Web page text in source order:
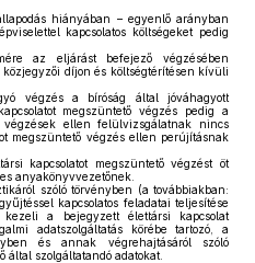
hiányában – egyenlő arányban
kapcsolatos költségeket pedig
az eljárást befejező végzésében
díjon és költségtérítésen kívüli
végzés a bíróság által jóváhagyott
megszüntető végzés pedig a
ellen felülvizsgálatnak nincs
megszüntető végzés ellen perújításnak
kapcsolatot megszüntető végzést öt
anyakönyvvezetőnek.
szóló törvényben (a továbbiakban:
kapcsolatos feladatai teljesítése
a bejegyzett élettársi kapcsolat
adatszolgáltatás körébe tartozó, a
és annak végrehajtásáról szóló
által szolgáltatandó adatokat.